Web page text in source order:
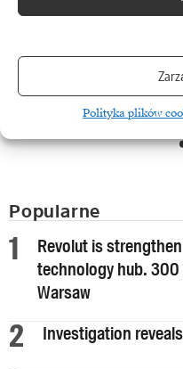
Polityka plików
Polecane
Wyselekcjonowane specjalnie dla
Popularne
Revolut is
technology hub.
Warsaw
Investigation